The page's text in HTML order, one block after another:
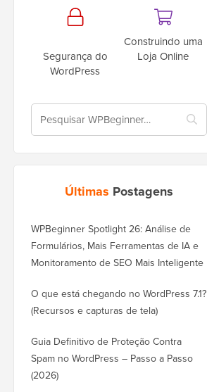
Segurança do
WordPress
Construindo uma
Loja Online
Últimas Postagens
WPBeginner Spotlight 26: Análise de
Formulários, Mais Ferramentas de IA e
Monitoramento de SEO Mais Inteligente
O que está chegando no WordPress 7.1?
(Recursos e capturas de tela)
Guia Definitivo de Proteção Contra
Spam no WordPress – Passo a Passo
(2026)